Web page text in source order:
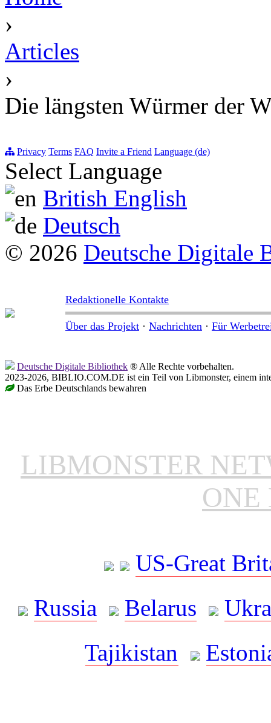
›
Articles
›
Die längsten Würmer der
Privacy Terms FAQ Invite a Friend Language (de)
Select Language
British English
Deutsch
© 2026 Deutsche Digitale
Redaktionelle Kontakte
Über das Projekt · Nachrichten · Für
Deutsche Digitale Bibliothek ® Alle Rechte vorbehalten.
2023-2026, BIBLIO.COM.DE ist ein Teil von Libmonster, einem
Das Erbe Deutschlands bewahren
LIBMONSTER
ONE
US-Great
Russia
Belarus
Tajikistan